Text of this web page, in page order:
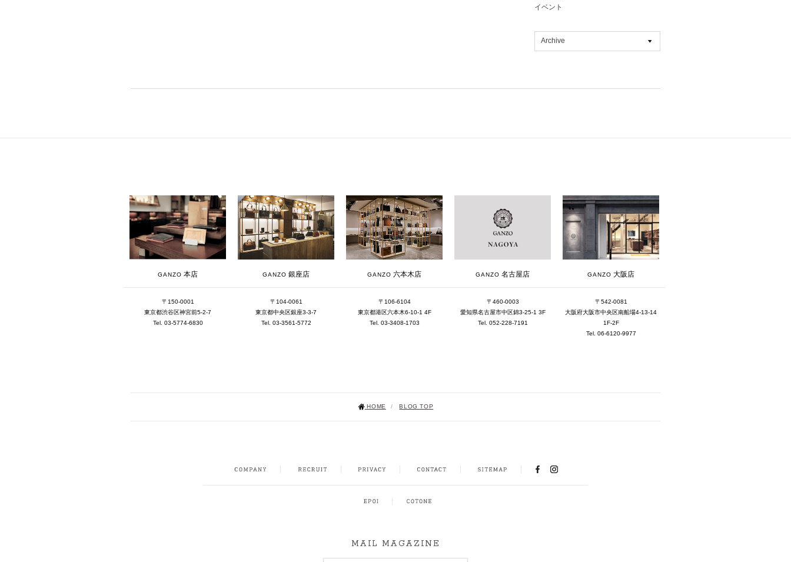
イベント
Archive
2026年5月 [1]
2026年1月 [2]
2025年12月 [2]
2025年11月 [6]
2025年10月 [8]
2025年2月 [5]
GANZO 本店
〒150-0001
東京都渋谷区神宮前5-2-7
Tel. 03-5774-6830
GANZO 銀座店
〒104-0061
東京都中央区銀座3-3-7
Tel. 03-3561-5772
GANZO 六本木店
〒106-6104
東京都港区六本木6-10-1 4F
Tel. 03-3408-1703
GANZO 名古屋店
〒460-0003
愛知県名古屋市中区錦3-25-1 3F
Tel. 052-228-7191
GANZO 大阪店
〒542-0081
大阪府大阪市中央区南船場4-13-14
1F-2F
Tel. 06-6120-9977
HOME / BLOG TOP
INSTAGRAM
MAIL MAGAZINE